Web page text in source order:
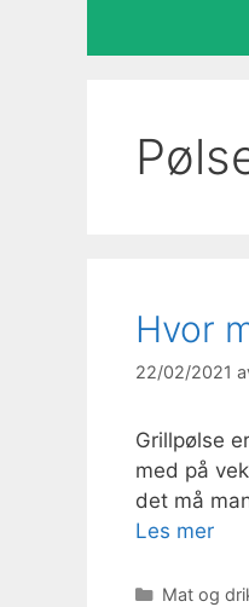
Hvor
22/02/2021
Grillpølse
med på
det må
Les mer
Kategorier
Mat og